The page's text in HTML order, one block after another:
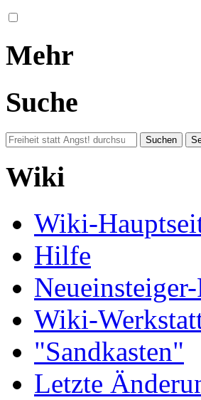
Mehr
Suche
Wiki
Wiki-
Hilfe
Wiki-
"Sandkasten"
Letzte